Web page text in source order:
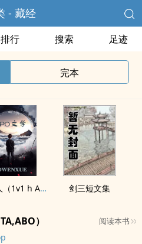
- 藏经
排行 搜索 足迹
完本
联邦病人（1v1 h ABO） 剑三短文集
） 阅读本书